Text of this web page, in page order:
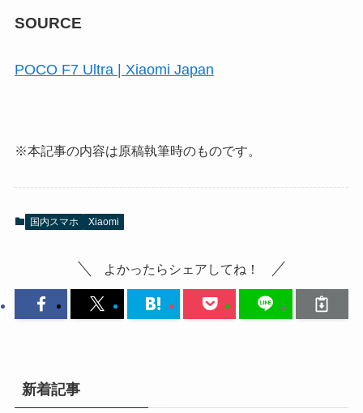
SOURCE
POCO F7 Ultra | Xiaomi Japan
※本記事の内容は原稿執筆時のものです。
国内スマホ Xiaomi
よかったらシェアしてね！
新着記事